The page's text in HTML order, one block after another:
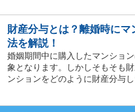
財産分与とは？離婚時に
法を解説！
婚姻期間中に購入したマンショ
象となります。しかしそもそも
ンションをどのように財産分与